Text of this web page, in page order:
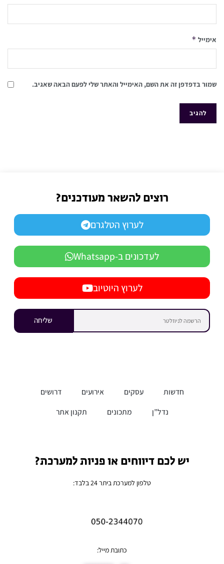
אימייל *
שמור בדפדפן זה את השם, האימייל והאתר שלי לפעם הבאה שאגיב.
רוצים להשאר מעודכנים?
לערוץ הטלגרם
לעדכונים ב-Whatsapp
לערוץ היוטיוב
שליחה
חדשות עסקים אירועים
דרושים
נדל”ן
מתכונים תקנון אתר
יש לכם דיווחים או פניות למערכת?
טלפון למערכת ביתר 24 בלבד:
כתובת מייל: